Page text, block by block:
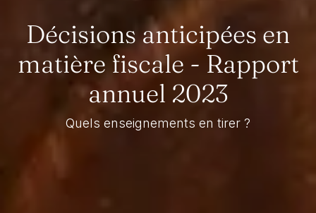
Décisions anticipées en
matière fiscale - Rapport
annuel 2023
Quels enseignements en tirer ?